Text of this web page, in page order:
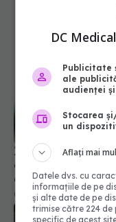
Începe-ți ziua cu
care îți pot
energia
07 iul 2026, 21:48
DC
Publicitate
ale
audienței
Stocarea
un
Aflați mai
Datele dvs. cu
informațiile de pe
și alte date de pe
trimise către 224
specific de acest